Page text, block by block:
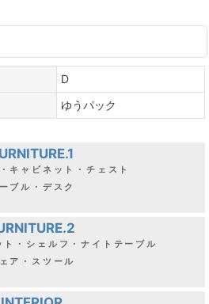
D
ゆうパック
キャビネット・チェスト
ブル・デスク
ト・シェルフ・ナイトテーブル
ア・スツール